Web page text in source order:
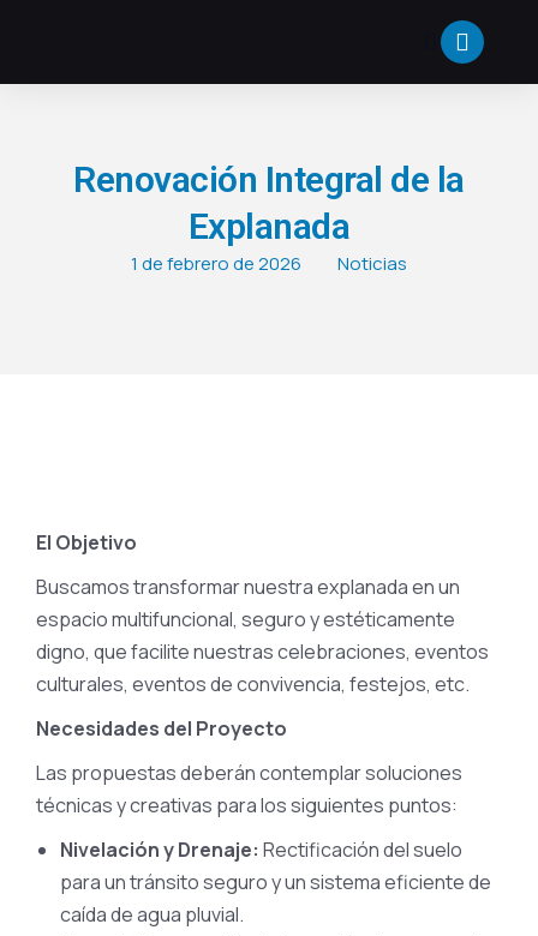
Renovación Integral de la
Explanada
1 de febrero de 2026 Noticias
El Objetivo
Buscamos transformar nuestra explanada en un
espacio multifuncional, seguro y estéticamente
digno, que facilite nuestras celebraciones, eventos
culturales, eventos de convivencia, festejos, etc.
Necesidades del Proyecto
Las propuestas deberán contemplar soluciones
técnicas y creativas para los siguientes puntos:
Nivelación y Drenaje: Rectificación del suelo
para un tránsito seguro y un sistema eficiente de
caída de agua pluvial.